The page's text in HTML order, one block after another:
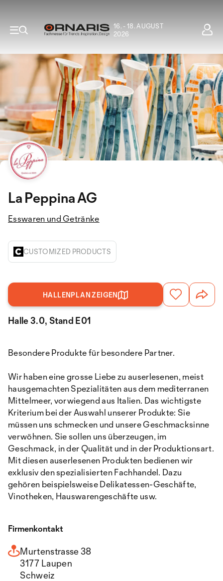
16. - 18. AUGUST
2026
La Peppina AG
Esswaren und Getränke
CUSTOMIZED PRODUCTS
HALLENPLAN ZEIGEN
Halle 3.0, Stand E01
Besondere Produkte für besondere Partner.
Wir haben eine grosse Liebe zu auserlesenen, meist
hausgemachten Spezialitäten aus dem mediterranen
Mittelmeer, vorwiegend aus Italien. Das wichtigste
Kriterium bei der Auswahl unserer Produkte: Sie
müssen uns schmecken und unsere Geschmacksinne
verwöhnen. Sie sollen uns überzeugen, im
Geschmack, in der Qualität und in der Produktionsart.
Mit diesen auserlesenen Produkten bedienen wir
exklusiv den spezialisierten Fachhandel. Dazu
gehören beispielsweise Delikatessen-Geschäfte,
Vinotheken, Hauswarengeschäfte usw.
Firmenkontakt
Murtenstrasse 38
3177 Laupen
Schweiz